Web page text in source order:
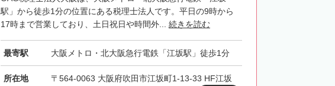
駅」から徒歩1分の位置にある税理士法人です。平日の9時から
17時まで営業しており、土日祝日や時間外... 続きを読む
最寄駅 大阪メトロ・北大阪急行電鉄「江坂駅」徒歩1分
所在地
〒564-0063 大阪府吹田市江坂町1-13-33 HF江坂